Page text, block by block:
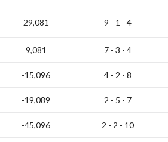
29,081 9 - 1 - 4
9,081 7 - 3 - 4
-15,096 4 - 2 - 8
-19,089 2 - 5 - 7
-45,096 2 - 2 - 10